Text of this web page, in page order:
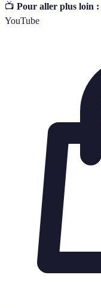
📺 Pour aller plus loin :
YouTube